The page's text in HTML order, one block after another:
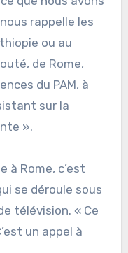
rappelle les
ou au
de Rome,
du PAM, à
sur la
».
à Rome, c’est
se déroule sous
télévision. « Ce
un appel à